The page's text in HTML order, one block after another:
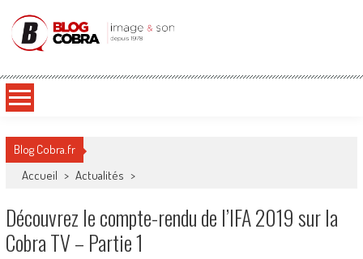
Blog Cobra
Blog Cobra.fr
Accueil > Actualités >
Découvrez le compte-rendu de l’IFA 2019 sur la
Cobra TV – Partie 1